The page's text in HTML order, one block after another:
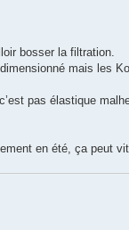
bosser la filtration.
mais les
pas élastique
en été, ça peut